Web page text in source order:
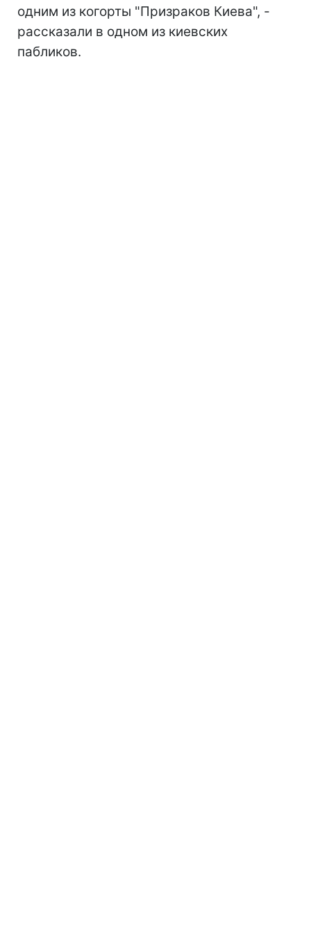
одним из когорты "Призраков Киева", -
рассказали в одном из киевских
пабликов.